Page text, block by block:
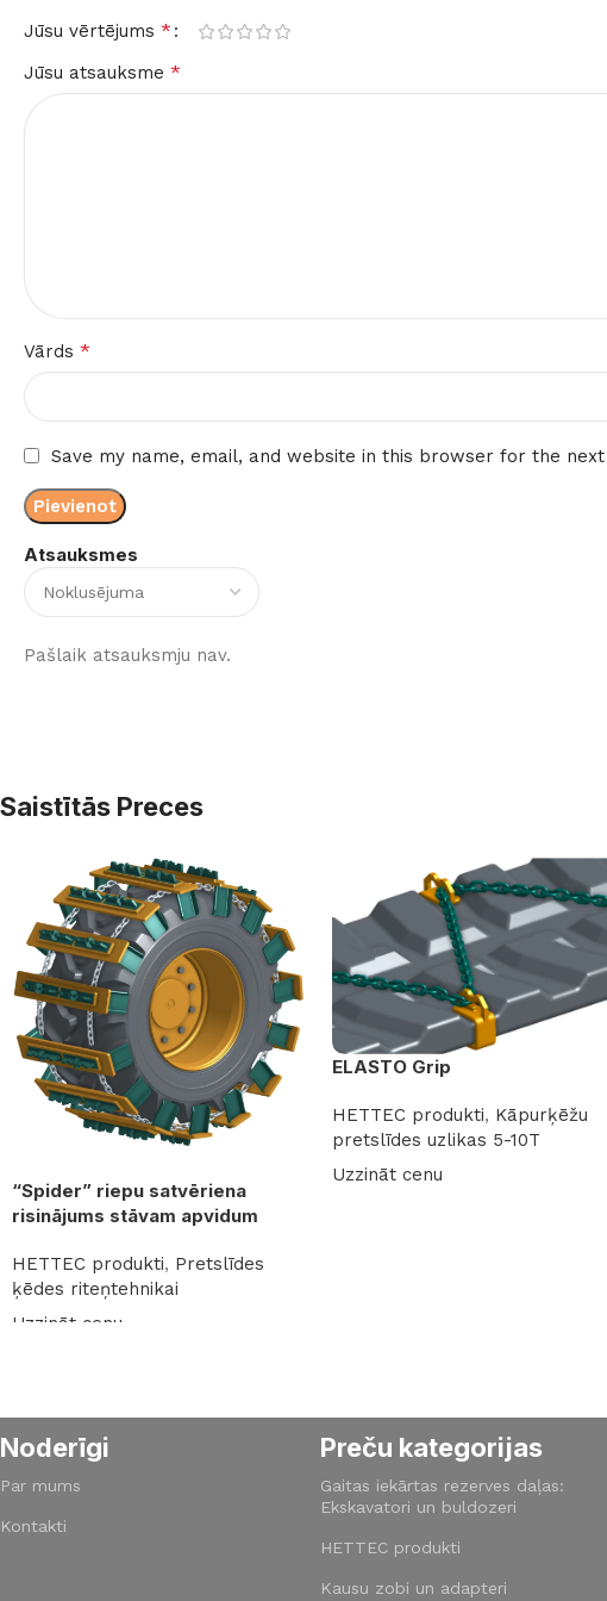
Atsauksmes
Pašlaik atsauksmju nav.
Jūsu vērtējums *
Jūsu atsauksme *
Vārds *
Save my name, email, and website in this browser for the
Saistītās Preces
“Spider” riepu satvēriena
risinājums stāvam apvidum
HETTEC produkti, Pretslīdes
ķēdes riteņtehnikai
Uzzināt cenu
ELASTO Grip
HETTEC produkti, Kāpurķēžu
pretslīdes uzlikas 5-10T
Uzzināt cenu
Noderīgi
Par mums
Kontakti
Preču kategorijas
Gaitas iekārtas rezerves daļas:
Ekskavatori un buldozeri
HETTEC produkti
Kausu zobi un adapteri